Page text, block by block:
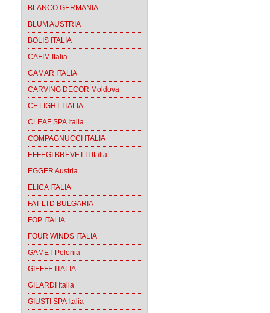
BLANCO GERMANIA
BLUM AUSTRIA
BOLIS ITALIA
CAFIM Italia
CAMAR ITALIA
CARVING DECOR Moldova
CF LIGHT ITALIA
CLEAF SPA Italia
COMPAGNUCCI ITALIA
EFFEGI BREVETTI Italia
EGGER Austria
ELICA ITALIA
FAT LTD BULGARIA
FOP ITALIA
FOUR WINDS ITALIA
GAMET Polonia
GIEFFE ITALIA
GILARDI Italia
GIUSTI SPA Italia